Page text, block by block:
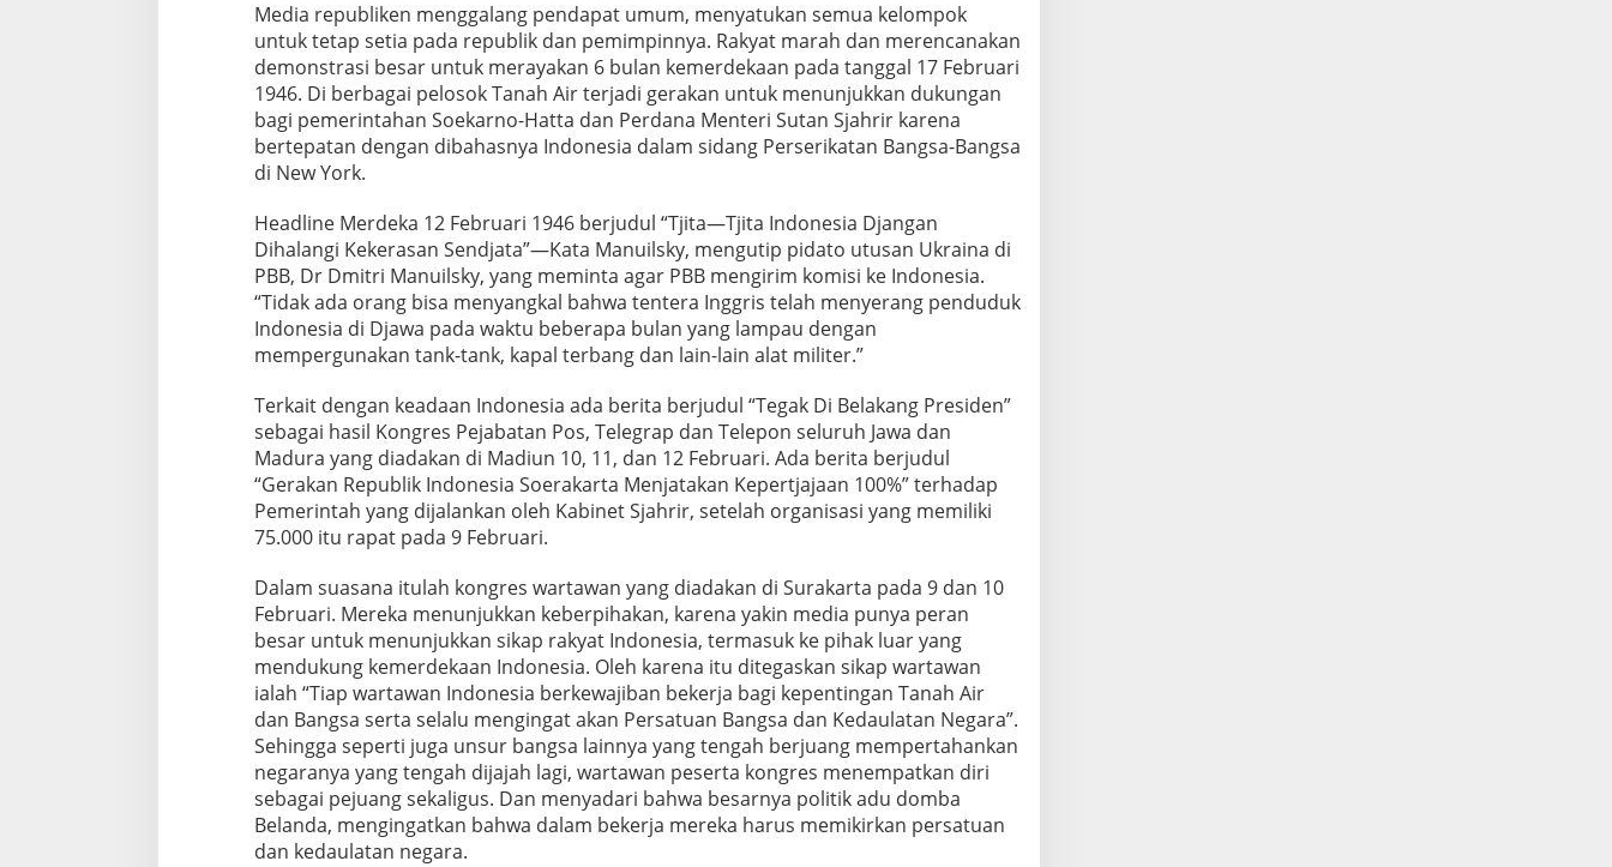
Media republiken menggalang pendapat umum, menyatukan semua kelompok
untuk tetap setia pada republik dan pemimpinnya. Rakyat marah dan merencanakan
demonstrasi besar untuk merayakan 6 bulan kemerdekaan pada tanggal 17 Februari
1946. Di berbagai pelosok Tanah Air terjadi gerakan untuk menunjukkan dukungan
bagi pemerintahan Soekarno-Hatta dan Perdana Menteri Sutan Sjahrir karena
bertepatan dengan dibahasnya Indonesia dalam sidang Perserikatan Bangsa-Bangsa
di New York.
Headline Merdeka 12 Februari 1946 berjudul “Tjita—Tjita Indonesia Djangan
Dihalangi Kekerasan Sendjata”—Kata Manuilsky, mengutip pidato utusan Ukraina di
PBB, Dr Dmitri Manuilsky, yang meminta agar PBB mengirim komisi ke Indonesia.
“Tidak ada orang bisa menyangkal bahwa tentera Inggris telah menyerang penduduk
Indonesia di Djawa pada waktu beberapa bulan yang lampau dengan
mempergunakan tank-tank, kapal terbang dan lain-lain alat militer.”
Terkait dengan keadaan Indonesia ada berita berjudul “Tegak Di Belakang Presiden”
sebagai hasil Kongres Pejabatan Pos, Telegrap dan Telepon seluruh Jawa dan
Madura yang diadakan di Madiun 10, 11, dan 12 Februari. Ada berita berjudul
“Gerakan Republik Indonesia Soerakarta Menjatakan Kepertjajaan 100%” terhadap
Pemerintah yang dijalankan oleh Kabinet Sjahrir, setelah organisasi yang memiliki
75.000 itu rapat pada 9 Februari.
Dalam suasana itulah kongres wartawan yang diadakan di Surakarta pada 9 dan 10
Februari. Mereka menunjukkan keberpihakan, karena yakin media punya peran
besar untuk menunjukkan sikap rakyat Indonesia, termasuk ke pihak luar yang
mendukung kemerdekaan Indonesia. Oleh karena itu ditegaskan sikap wartawan
ialah “Tiap wartawan Indonesia berkewajiban bekerja bagi kepentingan Tanah Air
dan Bangsa serta selalu mengingat akan Persatuan Bangsa dan Kedaulatan Negara”.
Sehingga seperti juga unsur bangsa lainnya yang tengah berjuang mempertahankan
negaranya yang tengah dijajah lagi, wartawan peserta kongres menempatkan diri
sebagai pejuang sekaligus. Dan menyadari bahwa besarnya politik adu domba
Belanda, mengingatkan bahwa dalam bekerja mereka harus memikirkan persatuan
dan kedaulatan negara.